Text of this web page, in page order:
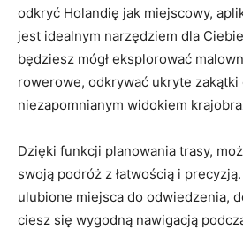
odkryć Holandię jak​ miejscowy,
jest idealnym narzędziem dla
‌będziesz mógł eksplorować
rowerowe, odkrywać ukryte zakątki
niezapomnianym widokiem
Dzięki funkcji‍ planowania trasy,⁢
swoją podróż z łatwością⁢ i
ulubione miejsca do odwiedzenia,
ciesz się wygodną nawigacją⁢